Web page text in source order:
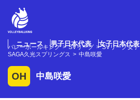
ニュース 男子日本代表 女子日本代表
バレーボールキング SVリーグ
SVリーグ女子
SAGA久光スプリングス
中島咲愛
OH 中島咲愛